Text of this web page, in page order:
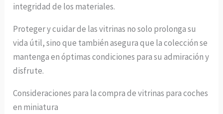
integridad de los materiales.
Proteger y cuidar de las vitrinas no solo prolonga su
vida útil, sino que también asegura que la colección se
mantenga en óptimas condiciones para su admiración y
disfrute.
Consideraciones para la compra de vitrinas para coches
en miniatura